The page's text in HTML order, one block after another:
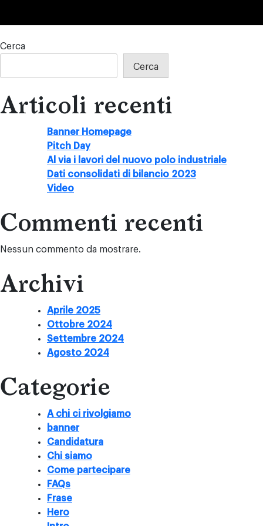
Cerca
Cerca
Articoli recenti
Banner Homepage
Pitch Day
Al via i lavori del nuovo polo industriale
Dati consolidati di bilancio 2023
Video
Commenti recenti
Nessun commento da mostrare.
Archivi
Aprile 2025
Ottobre 2024
Settembre 2024
Agosto 2024
Categorie
A chi ci rivolgiamo
banner
Candidatura
Chi siamo
Come partecipare
FAQs
Frase
Hero